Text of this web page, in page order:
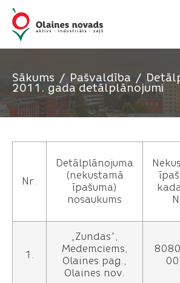
Sākums Pašvaldība
2011. gada detālplānojumi
Nr.
Detālplānojuma
(nekustamā
īpašuma)
nosaukums
1.
„Zundas”,
Medemciems,
Olaines pag.,
Olaines nov.